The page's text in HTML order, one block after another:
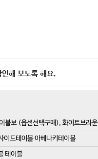
해 보도록 해요.
블보 (옵션선택구매), 화이트브라운
이드테이블 아베나키테이블
테이블